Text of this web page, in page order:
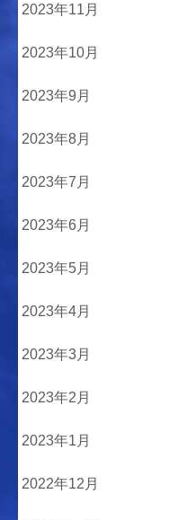
2023年11月
2023年10月
2023年9月
2023年8月
2023年7月
2023年6月
2023年5月
2023年4月
2023年3月
2023年2月
2023年1月
2022年12月